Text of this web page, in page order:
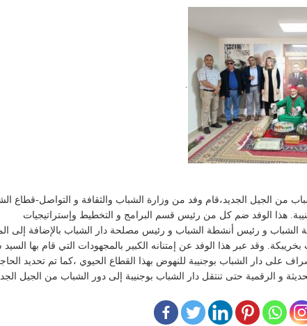
من الجيل الجديد،قام وفد من وزارة الشباب والثقافة و التواصل-قطاع
هذا الوفد ضم كل من رئيس قسم البرامج و التخطيط وإستراتيجيات
الشباب و رئيس أنشطة الشباب و رئيس مصلحة دار الشباب بالإضافة إلى
بخريبكة. وقد عبر هذا الوفد عن إمتنانه الكبير بالمجهودات التي قام بها
على دار الشباب بوجنيبة للنهوض بهذا القطاع الحيوي ،كما تم تحديد
و الرقمية حتى تنتقل دار الشباب بوجنيبة إلى دور الشباب من الجيل